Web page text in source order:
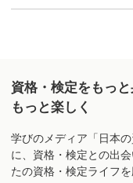
資格・検定をもっと
もっと楽しく
学びのメディア「日本
に、資格・検定との出
たの資格・検定ライフを